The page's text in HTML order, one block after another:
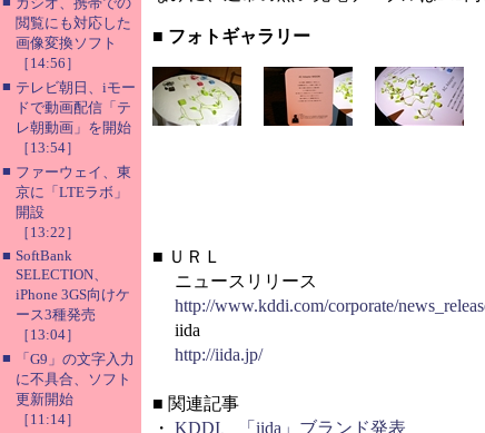
閲覧にも対応した
画像変換ソフト
［14:56］
■ テレビ朝日、iモー
ドで動画配信「テ
レ朝動画」を開始
［13:54］
■ ファーウェイ、東
京に「LTEラボ」
開設
［13:22］
■ SoftBank
SELECTION、
iPhone 3GS向けケ
ース3種発売
［13:04］
■
「G9」の文字入力
に不具合、ソフト
更新開始
［11:14］
■ フォトギャラリー
■ ＵＲＬ
ニュースリリース
http://www.kddi.com/corporate/
iida
http://iida.jp/
■ 関連記事
・ KDDI、「iida」ブランド発表